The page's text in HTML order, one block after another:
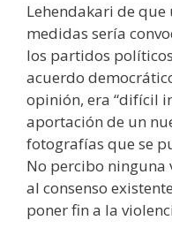
Lehendakari de
medidas sería
los partidos
acuerdo
opinión, era “difícil
aportación de un
fotografías que se
No percibo ninguna
al consenso
poner fin a la